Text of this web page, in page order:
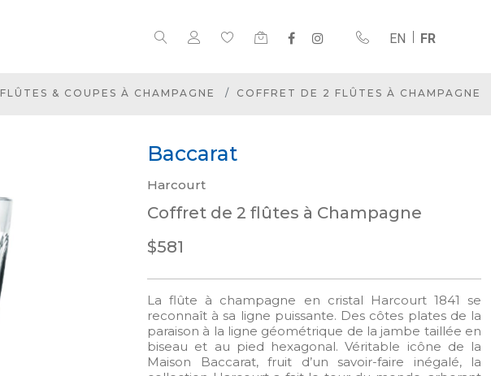
EN FR
FLÛTES & COUPES À CHAMPAGNE COFFRET DE 2 FLÛTES À CHAMPAGNE
Baccarat
Harcourt
Coffret de 2 flûtes à Champagne
$581
La flûte à champagne en cristal Harcourt 1841 se
reconnaît à sa ligne puissante. Des côtes plates de la
paraison à la ligne géométrique de la jambe taillée en
biseau et au pied hexagonal. Véritable icône de la
Maison Baccarat, fruit d’un savoir-faire inégalé, la